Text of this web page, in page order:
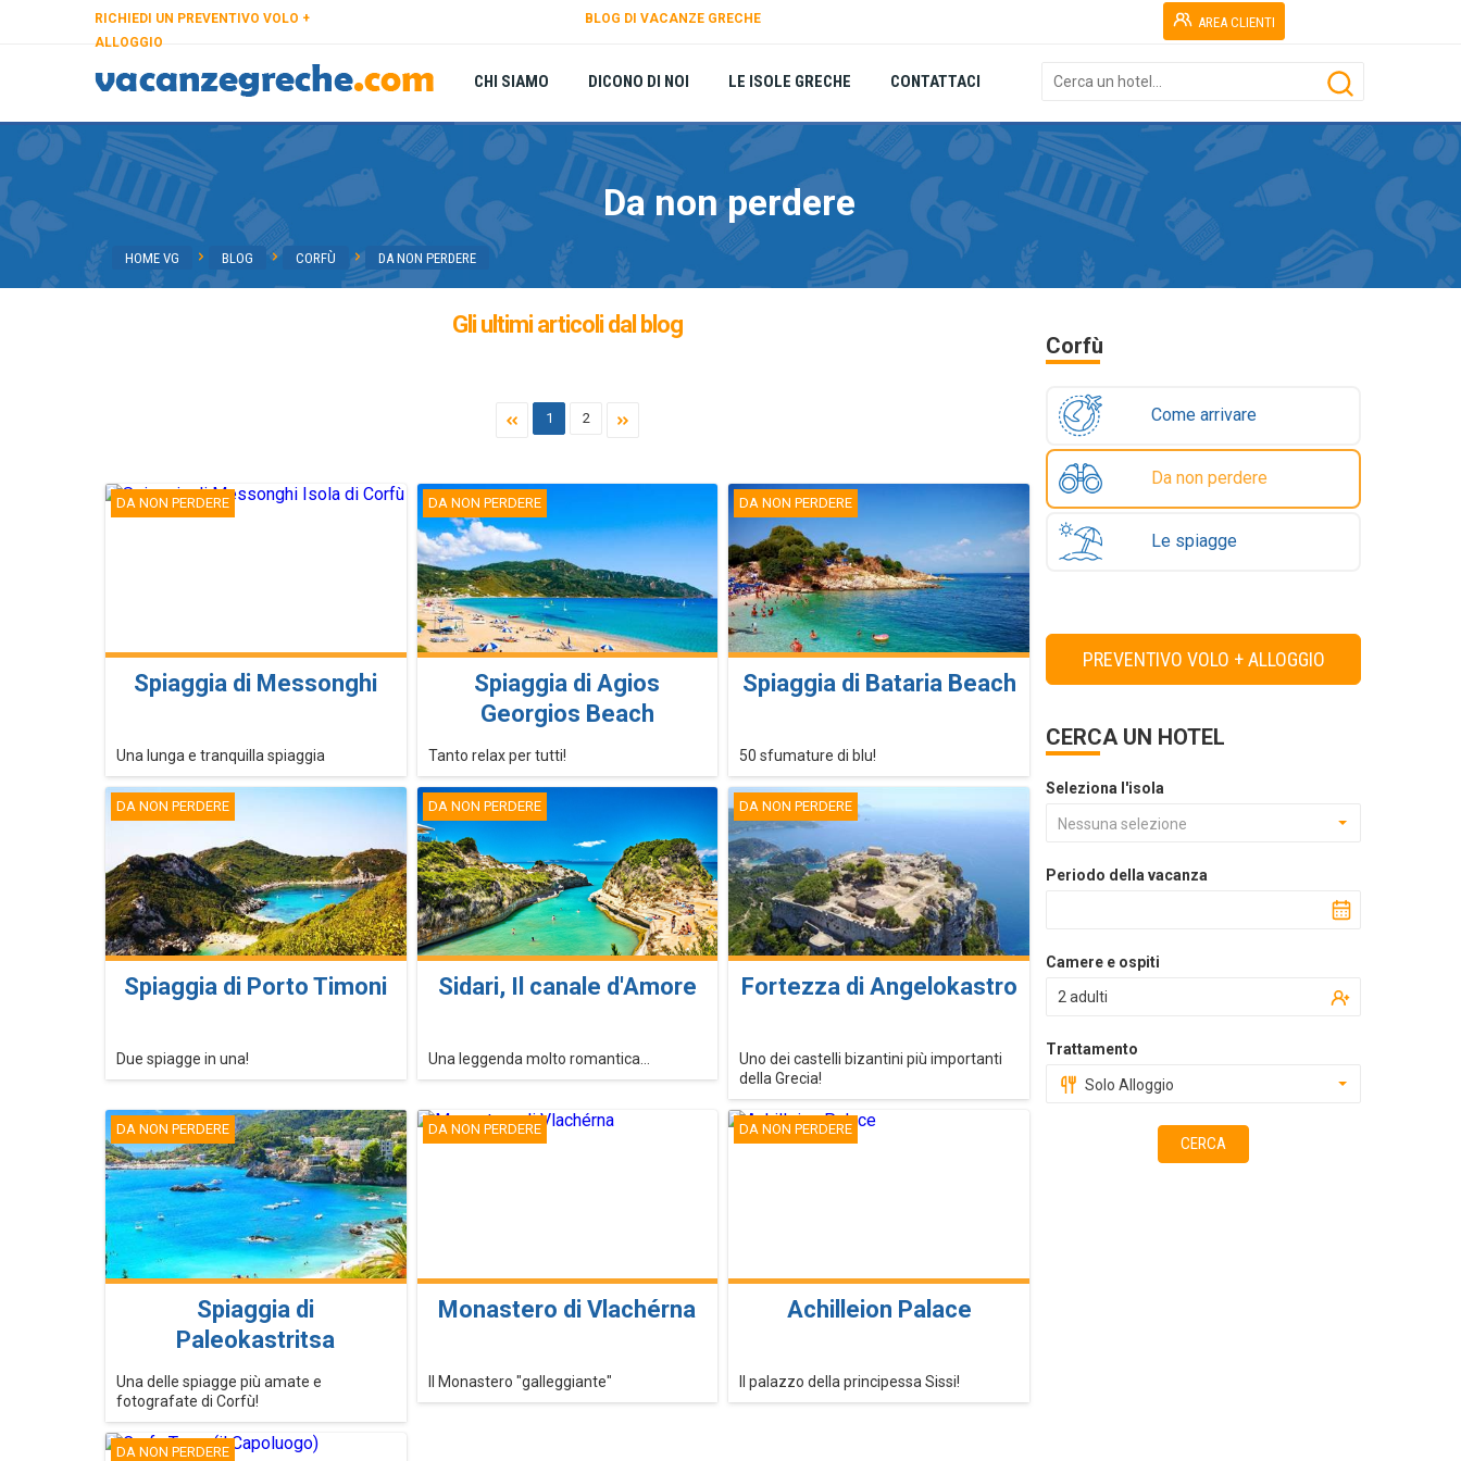
AREA CLIENTI
RICHIEDI UN PREVENTIVO VOLO +
ALLOGGIO
BLOG DI VACANZE GRECHE
CHI SIAMO DICONO DI NOI LE ISOLE GRECHE CONTATTACI
Da non perdere
HOME VG BLOG CORFÙ DA NON PERDERE
Gli ultimi articoli dal blog
1 2
DA NON PERDERE
Spiaggia di Messonghi
Una lunga e tranquilla spiaggia
DA NON PERDERE
Spiaggia di Agios
Georgios Beach
Tanto relax per tutti!
DA NON PERDERE
Spiaggia di Bataria Beach
50 sfumature di blu!
DA NON PERDERE
Spiaggia di Porto Timoni
Due spiagge in una!
DA NON PERDERE
Sidari, Il canale d'Amore
Una leggenda molto romantica...
DA NON PERDERE
Fortezza di Angelokastro
Uno dei castelli bizantini più importanti
della Grecia!
DA NON PERDERE
Spiaggia di
Paleokastritsa
Una delle spiagge più amate e
fotografate di Corfù!
DA NON PERDERE
Monastero di Vlachérna
Il Monastero "galleggiante"
DA NON PERDERE
Achilleion Palace
Il palazzo della principessa Sissi!
DA NON PERDERE
Corfù
Come arrivare
Da non perdere
Le spiagge
PREVENTIVO VOLO + ALLOGGIO
CERCA UN HOTEL
Seleziona l'isola
Nessuna selezione
Periodo della vacanza
Camere e ospiti
2 adulti
Trattamento
Solo Alloggio
CERCA